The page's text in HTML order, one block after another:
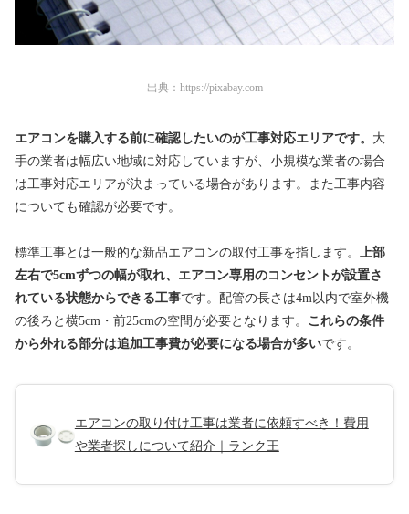
出典： https://pixabay.com
エアコンを購入する前に確認したいのが工事対応エリアです。 大
手の業者は幅広い地域に対応していますが、小規模な業者の場合
は工事対応エリアが決まっている場合があります。また工事内容
についても確認が必要です。
標準工事とは一般的な新品エアコンの取付工事を指します。 上部
左右で5cmずつの幅が取れ、エアコン専用のコンセントが設置さ
れている状態からできる工事です。配管の長さは4m以内で室外機
の後ろと横5cm・前25cmの空間が必要となります。 これらの条件
から外れる部分は追加工事費が必要になる場合が多いです。
エアコンの取り付け工事は業者に依頼すべき！費用
や業者探しについて紹介｜ランク王